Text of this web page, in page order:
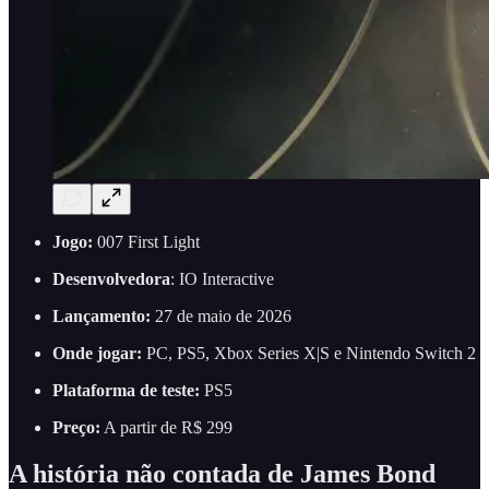
Jogo: 007 First Light
Desenvolvedora: IO Interactive
Lançamento: 27 de maio de 2026
Onde jogar: PC, PS5, Xbox Series X|S e Nintendo Switch 2
Plataforma de teste: PS5
Preço: A partir de R$ 299
A história não contada de James Bond